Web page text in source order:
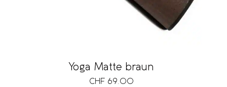
Yoga Matte braun
CHF 69.00